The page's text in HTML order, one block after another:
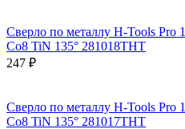
Сверло по металлу H-Tools Pro
Co8 TiN 135° 281018THT
247 ₽
Сверло по металлу H-Tools Pro
Co8 TiN 135° 281017THT